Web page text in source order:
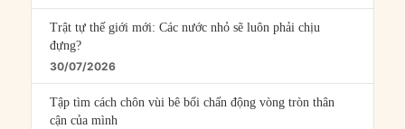
Trật tự thế giới mới: Các nước nhỏ sẽ luôn phải chịu
đựng?
30/07/2026
Tập tìm cách chôn vùi bê bối chấn động vòng tròn thân
cận của mình